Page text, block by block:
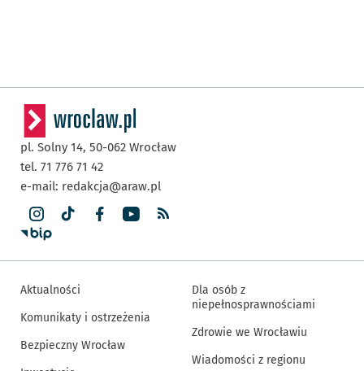
pl. Solny 14, 50-062 Wrocław
tel. 71 776 71 42
e-mail: redakcja@araw.pl
Aktualności
Komunikaty i ostrzeżenia
Bezpieczny Wrocław
Dla osób z
niepełnosprawnościami
Zdrowie we Wrocławiu
Wiadomości z regionu